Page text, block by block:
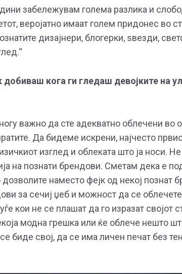
забележувам голема разлика и
веројатно имаат голем придонес во
дизајнери, блогерки, ѕвезди,
добиваш кога ги гледаш девојките на
важно да сте адекватно облечени во
Да бидеме искрени, најчесто
изглед и облеката што ја носи.
на познати брендови. Сметам дека е
наместо фејк од некој познат
за сечиј џеб и можност да се
кои не се плашат да го изразат својот
модна грешка или ќе облече нешто
биде свој, да се има личен печат без